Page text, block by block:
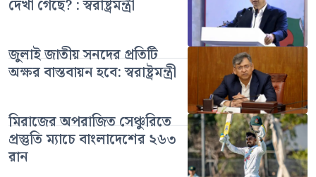
দেখা গেছে? : স্বরাষ্ট্রমন্ত্রী
জুলাই জাতীয় সনদের প্রতিটি
অক্ষর বাস্তবায়ন হবে: স্বরাষ্ট্রমন্ত্রী
মিরাজের অপরাজিত সেঞ্চুরিতে
প্রস্তুতি ম্যাচে বাংলাদেশের ২৬৩
রান